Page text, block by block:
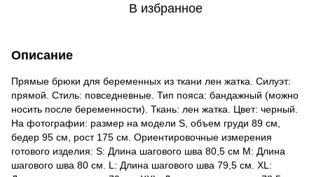
В избранное
Описание
Прямые брюки для беременных из ткани лен жатка. Силуэт:
прямой. Стиль: повседневные. Тип пояса: бандажный (можно
носить после беременности). Ткань: лен жатка. Цвет: черный.
На фотографии: размер на модели S, объем груди 89 см,
бедер 95 см, рост 175 см. Ориентировочные измерения
готового изделия: S: Длина шагового шва 80,5 см М: Длина
шагового шва 80 см. L: Длина шагового шва 79,5 см. XL: